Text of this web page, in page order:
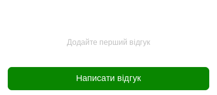
Додайте перший відгук
Написати відгук